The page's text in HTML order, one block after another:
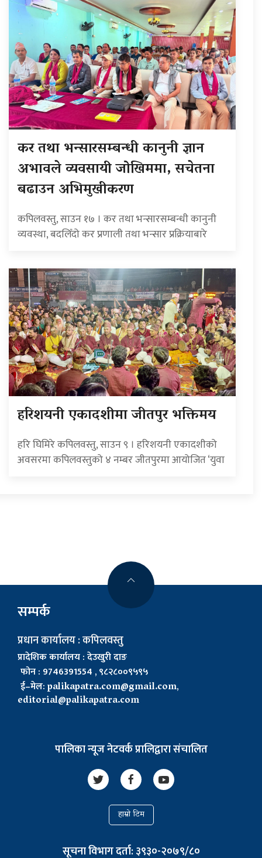
कर तथा भन्सारसम्बन्धी कानुनी ज्ञान
अभावले व्यवसायी जोखिममा, सचेतना
बढाउन अभिमुखीकरण
कपिलवस्तु, साउन १७ । कर तथा भन्सारसम्बन्धी कानुनी
व्यवस्था, बदलिँदो कर प्रणाली तथा भन्सार प्रक्रियाबारे
हरिशयनी एकादशीमा जीतपुर भक्तिमय
हरि घिमिरे कपिलवस्तु, साउन ९ । हरिशयनी एकादशीको
अवसरमा कपिलवस्तुको ४ नम्बर जीतपुरमा आयोजित ‘युवा
सम्पर्क
प्रधान कार्यालय : कपिलवस्तु
प्रादेशिक कार्यालय : देउखुरी दाङ
फोन : 9746391554 , ९८२८००९५९५
ई–मेल:palikapatra.com@gmail.com,
editorial@palikapatra.com
पालिका न्यूज नेटवर्क प्रालिद्वारा संचालित
हाम्रो टिम
सूचना विभाग दर्ता: ३९३०-२०७९/८०